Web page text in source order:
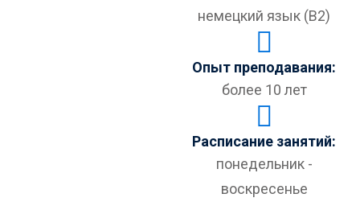
немецкий язык (B2)
Опыт преподавания:
более 10 лет
Расписание занятий:
понедельник -
воскресенье